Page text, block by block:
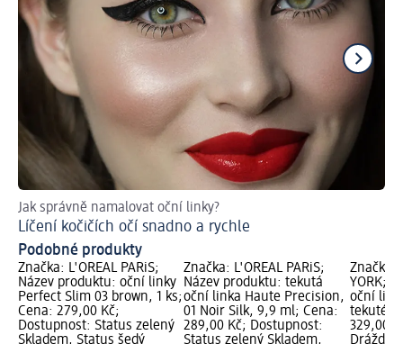
Jak správně namalovat oční linky?
Líčení kočičích očí snadno a rychle
Podobné produkty
Značka: L'ORÉAL PARiS;
Název produktu: oční linky
Perfect Slim 03 brown, 1 ks;
Cena: 279,00 Kč;
Dostupnost: Status zelený
Skladem, Status šedý
Značka: L'ORÉAL PARiS;
Název produktu: tekutá
oční linka Haute Precision,
01 Noir Silk, 9,9 ml; Cena:
289,00 Kč; Dostupnost:
Status zelený Skladem,
Značka:
YORK;
oční
tekuté
329,00